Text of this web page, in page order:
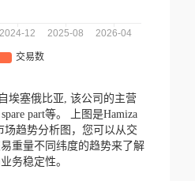
埃塞俄比亚, 该公司的主营
part等。
上图是Hamiza
场趋势分析图，您可以从交
重量不同纬度的趋势来了解
务稳定性。